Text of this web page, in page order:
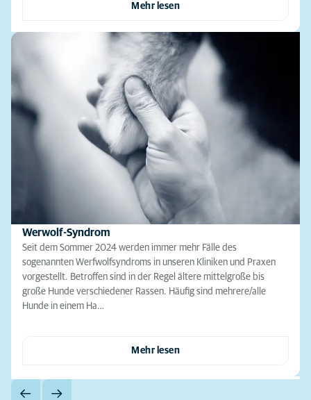
Mehr lesen
Werwolf-Syndrom
Seit dem Sommer 2024 werden immer mehr Fälle des
sogenannten Werfwolfsyndroms in unseren Kliniken und Praxen
vorgestellt. Betroffen sind in der Regel ältere mittelgroße bis
große Hunde verschiedener Rassen. Häufig sind mehrere/alle
Hunde in einem Ha…
Mehr lesen